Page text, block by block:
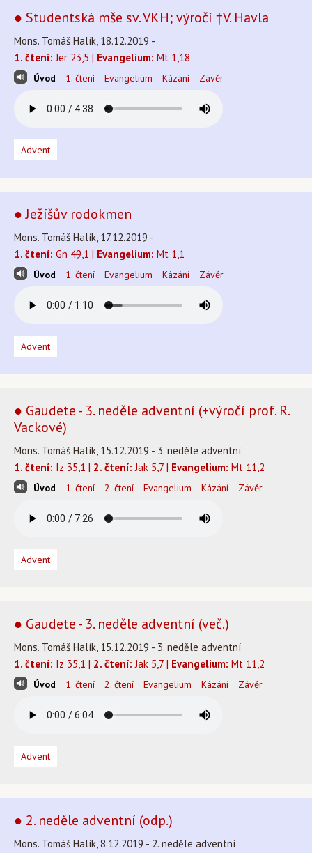
● Studentská mše sv. VKH; výročí †V. Havla
Mons. Tomáš Halík, 18.12.2019 -
1. čtení: Jer 23,5 | Evangelium: Mt 1,18
Úvod 1. čtení Evangelium Kázání Závěr
Advent
● Ježíšův rodokmen
Mons. Tomáš Halík, 17.12.2019 -
1. čtení: Gn 49,1 | Evangelium: Mt 1,1
Úvod 1. čtení Evangelium Kázání Závěr
Advent
● Gaudete - 3. neděle adventní (+výročí prof. R.
Vackové)
Mons. Tomáš Halík, 15.12.2019 - 3. neděle adventní
1. čtení: Iz 35,1 | 2. čtení: Jak 5,7 | Evangelium: Mt 11,2
Úvod 1. čtení 2. čtení Evangelium Kázání Závěr
Advent
● Gaudete - 3. neděle adventní (več.)
Mons. Tomáš Halík, 15.12.2019 - 3. neděle adventní
1. čtení: Iz 35,1 | 2. čtení: Jak 5,7 | Evangelium: Mt 11,2
Úvod 1. čtení 2. čtení Evangelium Kázání Závěr
Advent
● 2. neděle adventní (odp.)
Mons. Tomáš Halík, 8.12.2019 - 2. neděle adventní